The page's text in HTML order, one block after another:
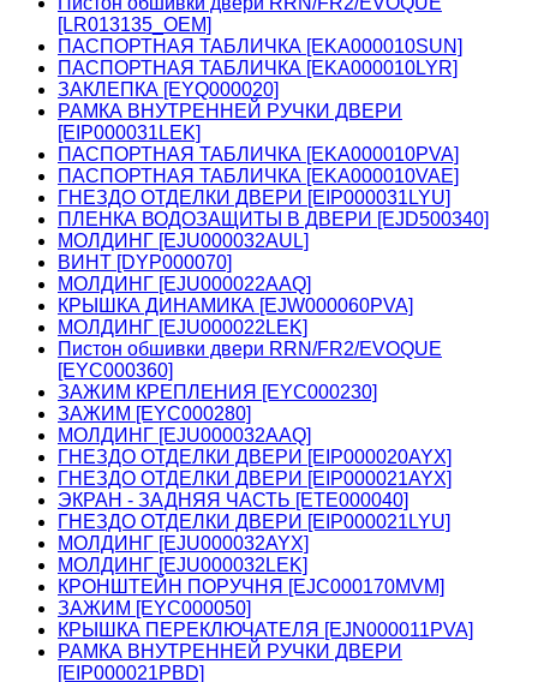
[LR013135_OEM]
ПАСПОРТНАЯ ТАБЛИЧКА [EKA000010SUN]
ПАСПОРТНАЯ ТАБЛИЧКА [EKA000010LYR]
ЗАКЛЕПКА [EYQ000020]
РАМКА ВНУТРЕННЕЙ РУЧКИ ДВЕРИ
[EIP000031LEK]
ПАСПОРТНАЯ ТАБЛИЧКА [EKA000010PVA]
ПАСПОРТНАЯ ТАБЛИЧКА [EKA000010VAE]
ГНЕЗДО ОТДЕЛКИ ДВЕРИ [EIP000031LYU]
ПЛЕНКА ВОДОЗАЩИТЫ В ДВЕРИ [EJD500340]
МОЛДИНГ [EJU000032AUL]
ВИНТ [DYP000070]
МОЛДИНГ [EJU000022AAQ]
КРЫШКА ДИНАМИКА [EJW000060PVA]
МОЛДИНГ [EJU000022LEK]
Пистон обшивки двери RRN/FR2/EVOQUE
[EYC000360]
ЗАЖИМ КРЕПЛЕНИЯ [EYC000230]
ЗАЖИМ [EYC000280]
МОЛДИНГ [EJU000032AAQ]
ГНЕЗДО ОТДЕЛКИ ДВЕРИ [EIP000020AYX]
ГНЕЗДО ОТДЕЛКИ ДВЕРИ [EIP000021AYX]
ЭКРАН - ЗАДНЯЯ ЧАСТЬ [ETE000040]
ГНЕЗДО ОТДЕЛКИ ДВЕРИ [EIP000021LYU]
МОЛДИНГ [EJU000032AYX]
МОЛДИНГ [EJU000032LEK]
КРОНШТЕЙН ПОРУЧНЯ [EJC000170MVM]
ЗАЖИМ [EYC000050]
КРЫШКА ПЕРЕКЛЮЧАТЕЛЯ [EJN000011PVA]
РАМКА ВНУТРЕННЕЙ РУЧКИ ДВЕРИ
[EIP000021PBD]